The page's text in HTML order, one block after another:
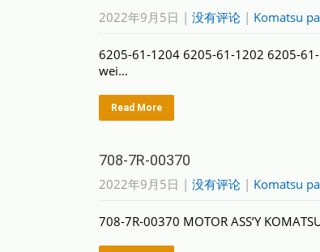
2022年9月5日 | 没有评论 | Komatsu
6205-61-1204 6205-61-1202 6205-61-
wei…
Read More
708-7R-00370
2022年9月5日 | 没有评论 | Komatsu
708-7R-00370 MOTOR ASS’Y